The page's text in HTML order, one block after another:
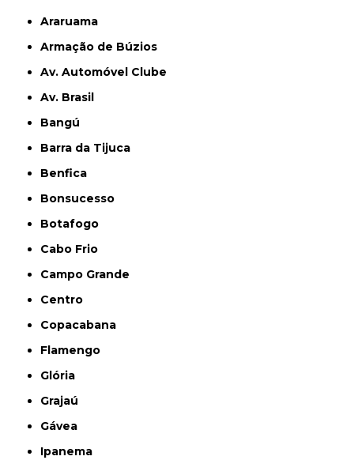
Araruama
Armação de Búzios
Av. Automóvel Clube
Av. Brasil
Bangú
Barra da Tijuca
Benfica
Bonsucesso
Botafogo
Cabo Frio
Campo Grande
Centro
Copacabana
Flamengo
Glória
Grajaú
Gávea
Ipanema